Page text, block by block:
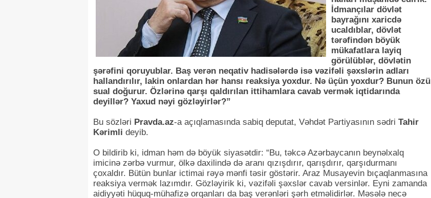
İdmançılar dövlət
bayrağını xaricdə
ucaldıblar, dövlət
tərəfindən böyük
mükafatlara layiq
görülüblər, dövlətin
şərəfini qoruyublar. Baş verən neqativ hadisələrdə isə vəzifəli şəxslərin adları
hallandırılır, lakin onlardan hər hansı reaksiya yoxdur. Nə üçün yoxdur? Bunun özü
sual doğurur. Özlərinə qarşı qaldırılan ittihamlara cavab vermək iqtidarında
deyillər? Yaxud nəyi gözləyirlər?”
Bu sözləri Pravda.az-a açıqlamasında sabiq deputat, Vəhdət Partiyasının sədri Tahir
Kərimli deyib.
O bildirib ki, idman həm də böyük siyasətdir: “Bu, təkcə Azərbaycanın beynəlxalq
imicinə zərbə vurmur, ölkə daxilində də aranı qızışdırır, qarışdırır, qarşıdurmanı
çoxaldır. Bütün bunlar ictimai rəyə mənfi təsir göstərir. Araz Musayevin bıçaqlanmasına
reaksiya vermək lazımdır. Gözləyirik ki, vəzifəli şəxslər cavab versinlər. Eyni zamanda
aidiyyəti hüquq-mühafizə orqanları da baş verənləri şərh etməlidirlər. Məsələ necə